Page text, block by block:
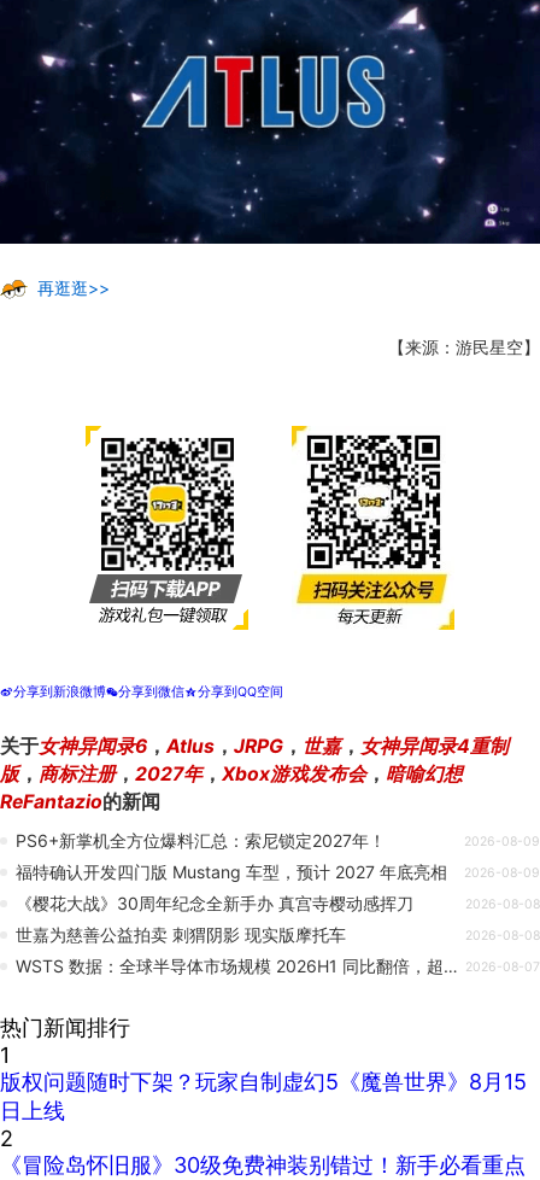
再逛逛>>
【来源：游民星空】
t分享到新浪微博w分享到微信z分享到QQ空间
关于女神异闻录6 ，Atlus ， JRPG ， 世嘉， 女神异闻录4重制
版， 商标注册， 2027年， Xbox游戏发布会， 暗喻幻想
ReFantazio的新闻
PS6+新掌机全方位爆料汇总：索尼锁定2027年！ 2026-08-09
福特确认开发四门版 Mustang 车型，预计 2027 年底亮相 2026-08-09
《樱花大战》30周年纪念全新手办 真宫寺樱动感挥刀 2026-08-08
世嘉为慈善公益拍卖 刺猬阴影 现实版摩托车 2026-08-08
WSTS 数据：全球半导体市场规模 2026H1 同比翻倍，超 7000 亿美元 2026-08-07
热门新闻排行
1
版权问题随时下架？玩家自制虚幻5《魔兽世界》8月15
日上线
2
《冒险岛怀旧服》30级免费神装别错过！新手必看重点